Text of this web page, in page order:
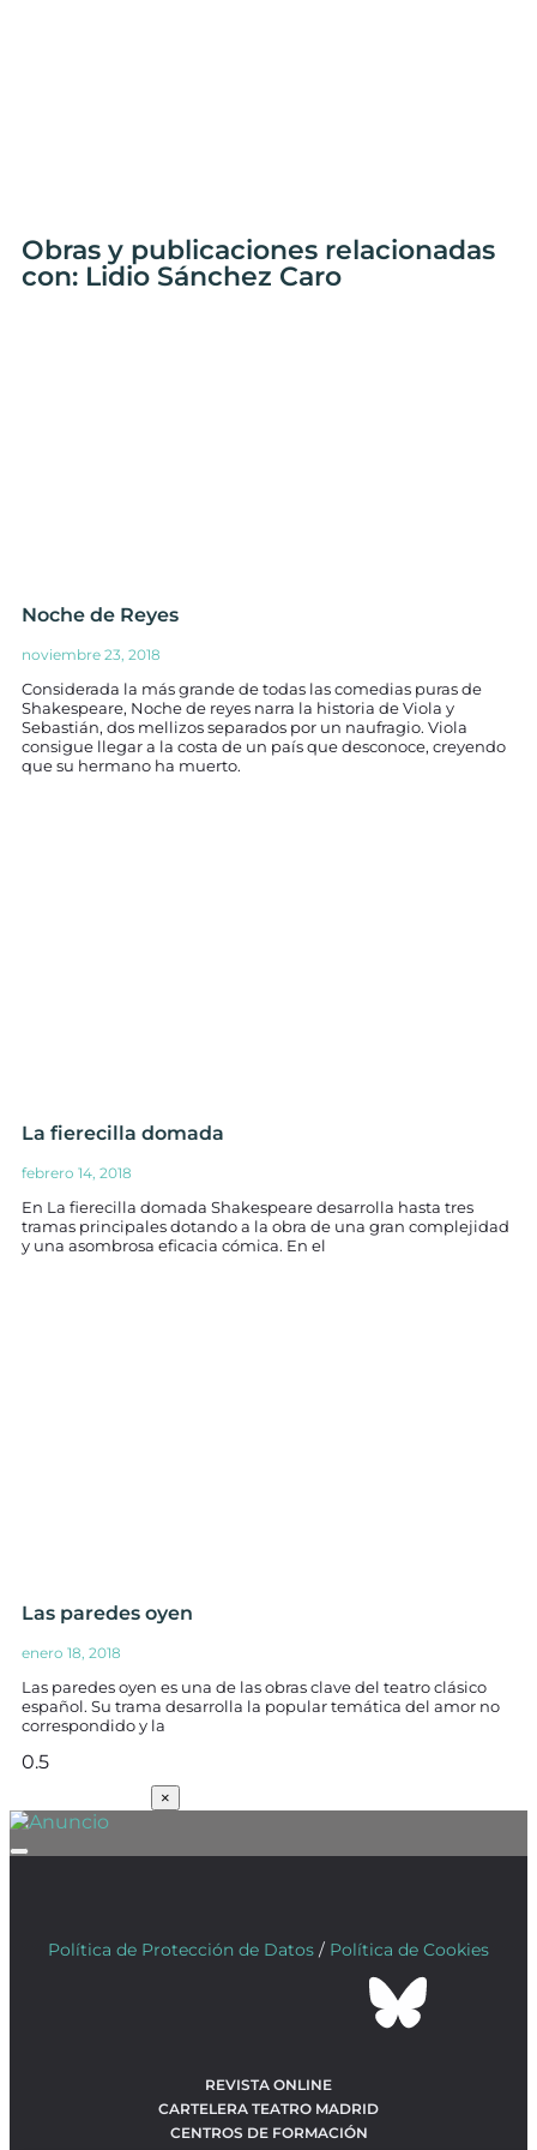
Obras y publicaciones relacionadas
con: Lidio Sánchez Caro
Noche de Reyes
noviembre 23, 2018
Considerada la más grande de todas las comedias puras de
Shakespeare, Noche de reyes narra la historia de Viola y
Sebastián, dos mellizos separados por un naufragio. Viola
consigue llegar a la costa de un país que desconoce, creyendo
que su hermano ha muerto.
La fierecilla domada
febrero 14, 2018
En La fierecilla domada Shakespeare desarrolla hasta tres
tramas principales dotando a la obra de una gran complejidad
y una asombrosa eficacia cómica. En el
Las paredes oyen
enero 18, 2018
Las paredes oyen es una de las obras clave del teatro clásico
español. Su trama desarrolla la popular temática del amor no
correspondido y la
×
Política de Protección de Datos / Política de Cookies
REVISTA ONLINE
CARTELERA TEATRO MADRID
CENTROS DE FORMACIÓN